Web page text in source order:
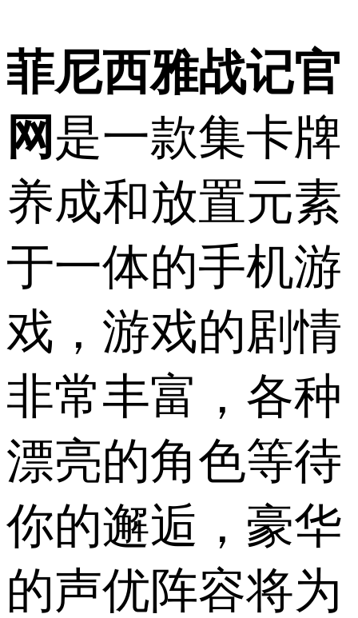
菲尼西雅战记官
网是一款集卡牌
养成和放置元素
于一体的手机游
戏，游戏的剧情
非常丰富，各种
漂亮的角色等待
你的邂逅，豪华
的声优阵容将为